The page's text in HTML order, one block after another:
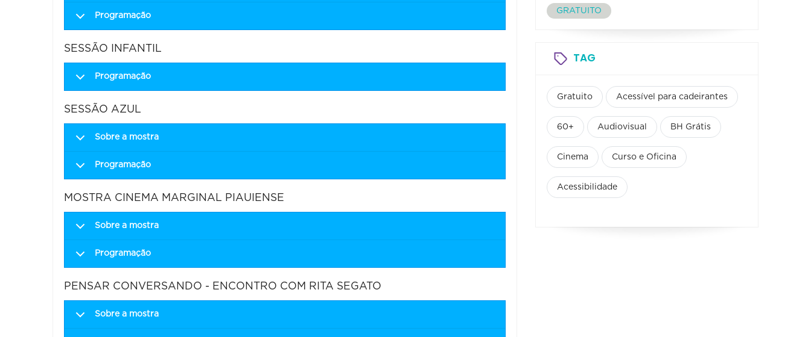
Programação
SESSÃO INFANTIL
Programação
SESSÃO AZUL
Sobre a mostra
Programação
MOSTRA CINEMA MARGINAL PIAUIENSE
Sobre a mostra
Programação
PENSAR CONVERSANDO - ENCONTRO COM RITA SEGATO
Sobre a mostra
GRATUITO
TAG
Gratuito Acessível para cadeirantes
60+ Audiovisual BH Grátis
Cinema Curso e Oficina
Acessibilidade